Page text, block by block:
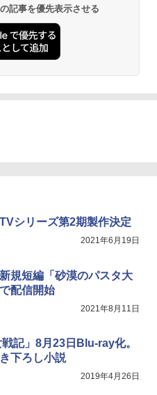
記事を優先表示させる
シリーズ第2期製作決定
2021年6月19日
規短編「砂漠のパスタ大
配信開始
2021年8月11日
戦記」8月23日Blu-ray化。
下ろし小説
2019年4月26日